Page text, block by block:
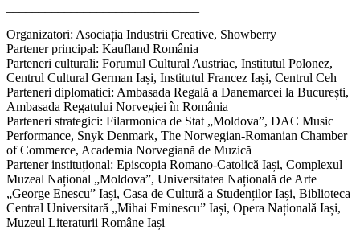
Organizatori: Asociația Industrii Creative, Showberry
Partener principal: Kaufland România
Parteneri culturali: Forumul Cultural Austriac, Institutul Polonez,
Centrul Cultural German Iași, Institutul Francez Iași, Centrul Ceh
Parteneri diplomatici: Ambasada Regală a Danemarcei la București,
Ambasada Regatului Norvegiei în România
Parteneri strategici: Filarmonica de Stat „Moldova”, DAC Music
Performance, Snyk Denmark, The Norwegian-Romanian Chamber
of Commerce, Academia Norvegiană de Muzică
Partener instituțional: Episcopia Romano-Catolică Iași, Complexul
Muzeal Național „Moldova”, Universitatea Națională de Arte
„George Enescu” Iași, Casa de Cultură a Studenților Iași, Biblioteca
Central Universitară „Mihai Eminescu” Iași, Opera Națională Iași,
Muzeul Literaturii Române Iași